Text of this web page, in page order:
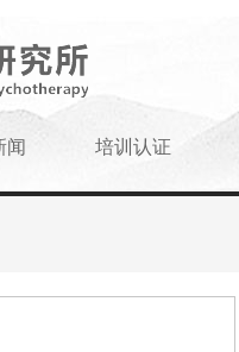
闻 培训认证